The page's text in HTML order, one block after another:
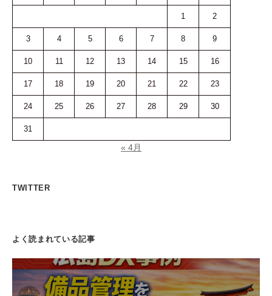
1 2
3 4 5 6 7 8 9
10 11 12 13 14 15 16
17 18 19 20 21 22 23
24 25 26 27 28 29 30
31
« 4月
TWITTER
よく読まれている記事